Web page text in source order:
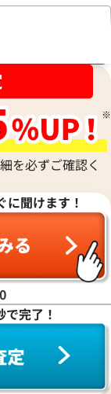
を必ずご確認く
に聞けます！
完了！